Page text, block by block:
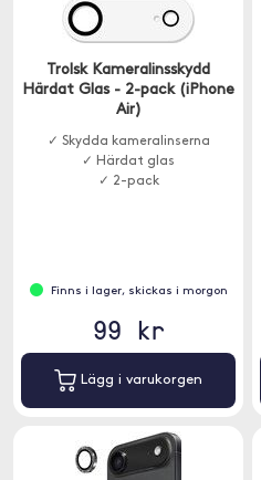
Trolsk Kameralinsskydd
Härdat Glas - 2-pack (iPhone
Air)
✓ Skydda kameralinserna
✓ Härdat glas
✓ 2-pack
Finns i lager, skickas i morgon
99 kr
Lägg i varukorgen